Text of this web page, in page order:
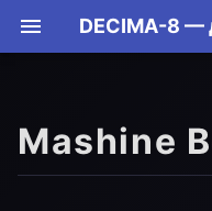
p
📊 Сводная таблица
Модель тайла
Кодекс
Mashine